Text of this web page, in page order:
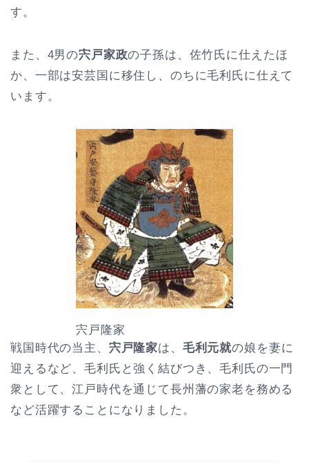
す。
また、4男の宍戸家政の子孫は、佐竹氏に仕えたほ
か、一部は安芸国に移住し、のちに毛利氏に仕えて
います。
宍戸隆家
戦国時代の当主、 宍戸隆家は、 毛利元就の娘を妻に
迎えるなど、毛利氏と強く結びつき、毛利氏の一門
衆として、江戸時代を通じて長州藩の家老を務める
など活躍することになりました。